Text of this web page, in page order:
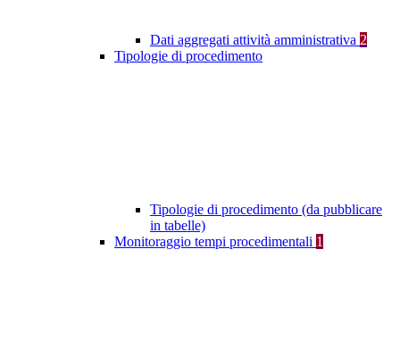
Dati aggregati attività amministrativa 2
Tipologie di procedimento
Tipologie di procedimento (da pubblicare
in tabelle)
Monitoraggio tempi procedimentali 1